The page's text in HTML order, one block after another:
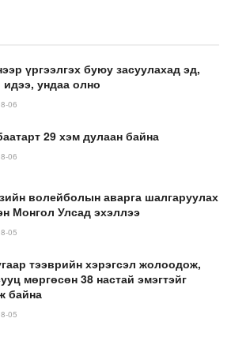
үргээлгэх буюу засуулахад эд,
идээ, ундаа олно
06
29 хэм дулаан байна
06
волейболын аварга шалгаруулах
Монгол Улсад эхэллээ
05
тээврийн хэрэгсэл жолоодож,
мөргөсөн 38 настай эмэгтэйг
байна
05